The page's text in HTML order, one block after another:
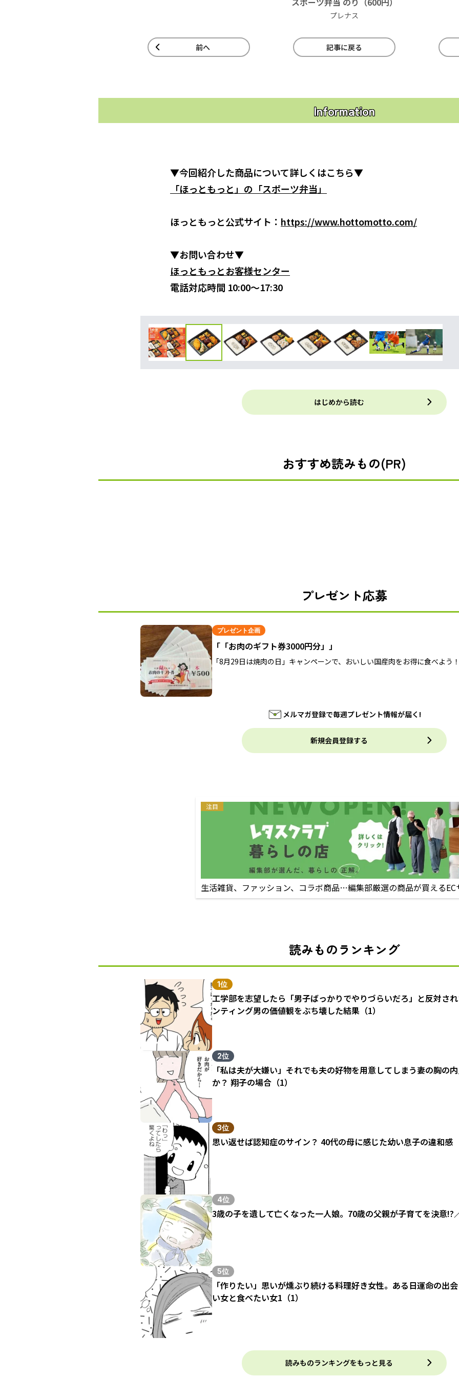
プレナス
前へ 記事に戻る
Information
▼今回紹介した商品について詳しくはこちら▼
「ほっともっと」の「スポーツ弁当」
ほっともっと公式サイト： https://www.hottomotto.com/
▼お問い合わせ▼
ほっともっとお客様センター
電話対応時間 10:00～17:30
はじめから読む
おすすめ読みもの(PR)
プレゼント応募
プレゼント企画
「「お肉のギフト券3000円分」」
「8月29日は焼肉の日」キャンペーンで、おいしい国産肉をお得に食べよう
メルマガ登録で毎週プレゼント情報が届く!
新規会員登録する
注目
生活雑貨、ファッション、コラボ商品…編集部厳選の商品が買えるEC
読みものランキング
1位
工学部を志望したら「男子ばっかりでやりづらいだろ」と反対さ
ンティング男の価値観をぶち壊した結果（1）
2位
「私は夫が大嫌い」それでも夫の好物を用意してしまう妻の胸の
か？ 翔子の場合（1）
3位
思い返せば認知症のサイン？ 40代の母に感じた幼い息子の違和感
4位
3歳の子を遺して亡くなった一人娘。70歳の父親が子育てを決意!?
5位
「作りたい」思いが燻ぶり続ける料理好き女性。ある日運命の出
い女と食べたい女1（1）
読みものランキングをもっと見る